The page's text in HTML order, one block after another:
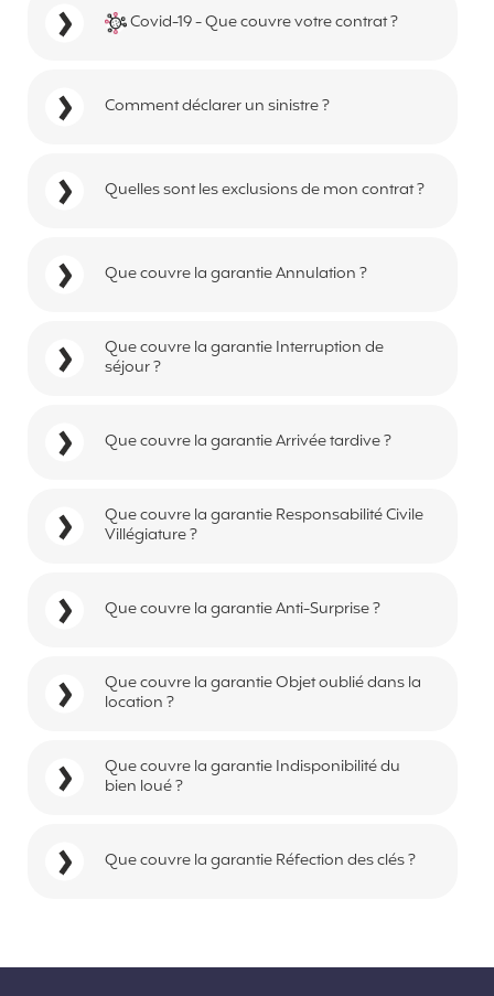
Covid-19 - Que couvre votre contrat ?
Comment déclarer un sinistre ?
Quelles sont les exclusions de mon contrat ?
Que couvre la garantie Annulation ?
Que couvre la garantie Interruption de
séjour ?
Que couvre la garantie Arrivée tardive ?
Que couvre la garantie Responsabilité Civile
Villégiature ?
Que couvre la garantie Anti-Surprise ?
Que couvre la garantie Objet oublié dans la
location ?
Que couvre la garantie Indisponibilité du
bien loué ?
Que couvre la garantie Réfection des clés ?